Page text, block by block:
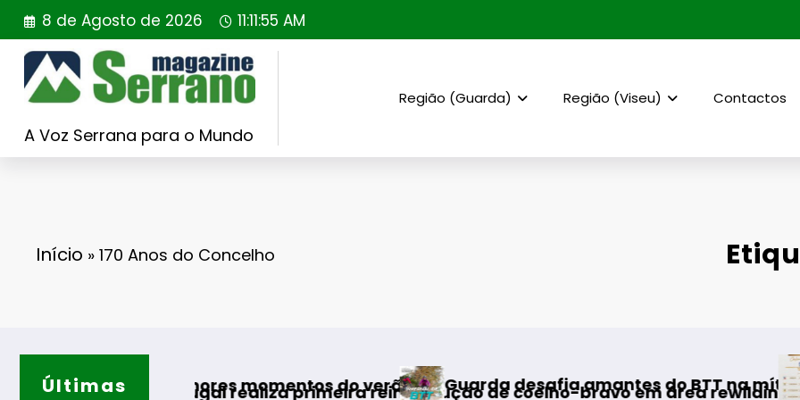
Saltar
para
conteúdo
8 de Agosto de 2026 11:11:56 AM
A Voz Serrana para o Mundo
Região (Guarda) Região (Viseu) Contactos
Início » 170 Anos do Concelho
Últimas
melhores momentos do verão
Portugal realiza primeira reintrodução de coelho-bravo em área rewilding
Guarda desafia amantes do BTT na mítica Invernal
AF Viseu –